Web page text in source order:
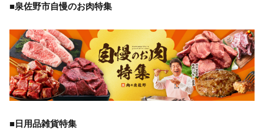
■泉佐野市自慢のお肉特集
■日用品雑貨特集